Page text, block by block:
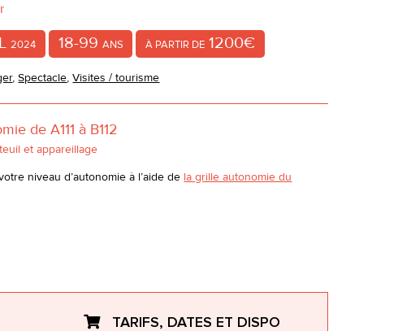
2024 18-99 ANS À PARTIR DE1200€
,Spectacle,Visites / tourisme
de A111 à B112
et appareillage
niveau d’autonomie à l’aide de la grille autonomie du
TARIFS, DATES ET DISPO